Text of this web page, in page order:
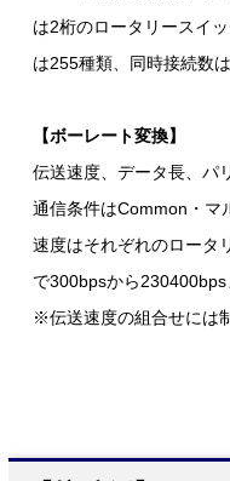
は2桁のロータリースイ
は255種類、同時接続数
【ボーレート変換】
伝送速度、データ長、パ
通信条件はCommon・マ
速度はそれぞれのロータ
で300bpsから230400bps
※伝送速度の組合せには